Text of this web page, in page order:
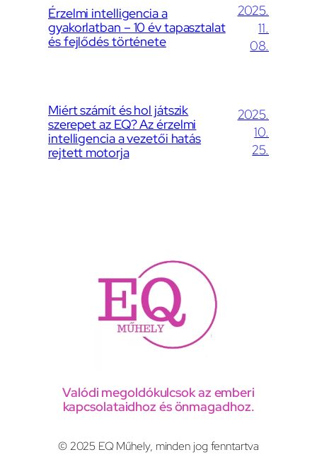
Érzelmi intelligencia a
gyakorlatban – 10 év tapasztalat
és fejlődés története
2025.
11.
08.
Miért számít és hol játszik
szerepet az EQ? Az érzelmi
intelligencia a vezetői hatás
rejtett motorja
2025.
10.
25.
Valódi megoldókulcsok az emberi
kapcsolataidhoz és önmagadhoz.
© 2025 EQ Műhely, minden jog fenntartva